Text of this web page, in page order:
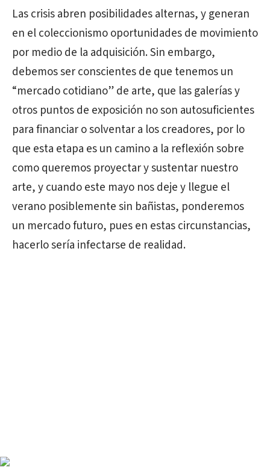
Las crisis abren posibilidades alternas, y generan
en el coleccionismo oportunidades de movimiento
por medio de la adquisición. Sin embargo,
debemos ser conscientes de que tenemos un
“mercado cotidiano” de arte, que las galerías y
otros puntos de exposición no son autosuficientes
para financiar o solventar a los creadores, por lo
que esta etapa es un camino a la reflexión sobre
como queremos proyectar y sustentar nuestro
arte, y cuando este mayo nos deje y llegue el
verano posiblemente sin bañistas, ponderemos
un mercado futuro, pues en estas circunstancias,
hacerlo sería infectarse de realidad.